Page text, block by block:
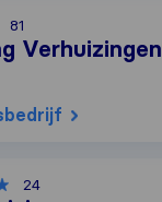
81
Verhuizingen
24